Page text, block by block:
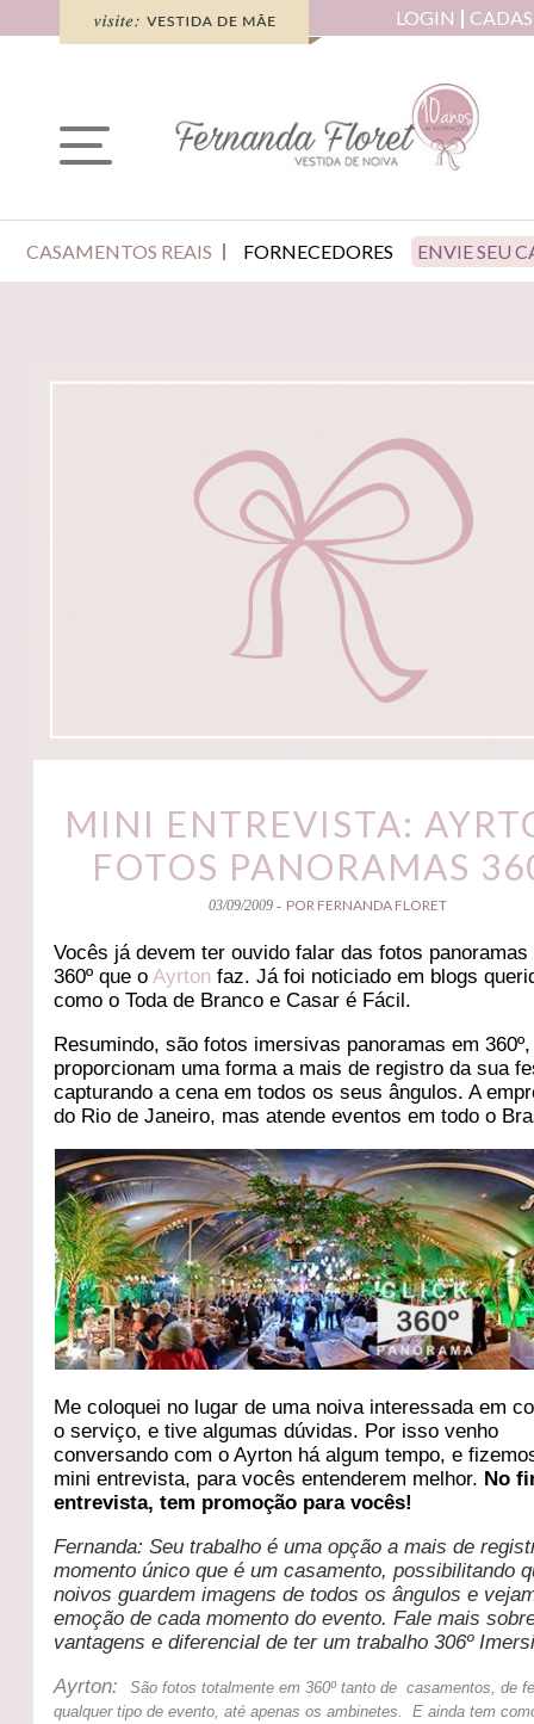
LOGIN
CASAMENTOS REAIS FORNECEDORES ENVIE SEU
MINI ENTREVISTA:
FOTOS PANORAMAS
03/09/2009 - POR FERNANDA FLORET
Vocês já devem ter ouvido falar das fotos panoramas
360º que oAyrton faz. Já foi noticiado em blogs
como o Toda de Branco e Casar é Fácil.
Resumindo, são fotos imersivas panoramas em
proporcionam uma forma a mais de registro da sua
capturando a cena em todos os seus ângulos. A
do Rio de Janeiro, mas atende eventos em todo o
Me coloquei no lugar de uma noiva interessada em
o serviço, e tive algumas dúvidas. Por isso venho
conversando com o Ayrton há algum tempo, e
mini entrevista, para vocês entenderem melhor. No
entrevista, tem promoção para vocês!
Fernanda: Seu trabalho é uma opção a mais de
momento único que é um casamento, possibilitando
noivos guardem imagens de todos os ângulos e
emoção de cada momento do evento. Fale mais
vantagens e diferencial de ter um trabalho 306º
Ayrton:São fotos totalmente em 360º tanto de casamentos, de
qualquer tipo de evento, até apenas os ambinetes.E ainda tem